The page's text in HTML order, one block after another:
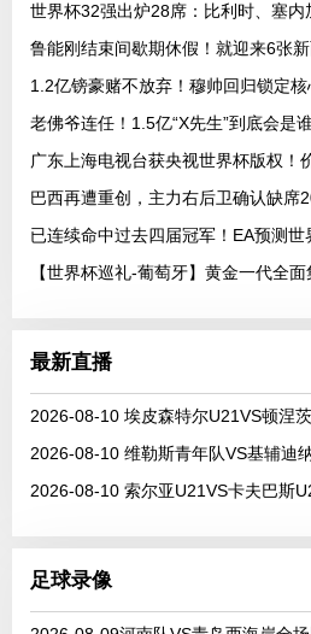
已连续命中过去四届冠军！EA预测
最新直播
2026-08-10 埃皮森特尔U21VS顿涅
2026-08-10 维勒斯青年队VS基辅迪
2026-08-10 索尔亚U21VS卡夫巴斯
足球录像